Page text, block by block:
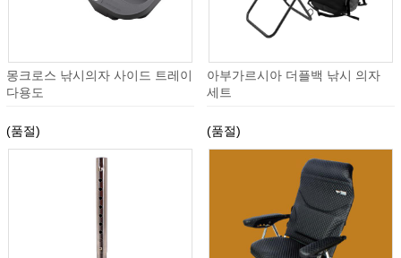
몽크로스 낚시의자 사이드 트레이
다용도
(품절)
아부가르시아 더플백 낚시 의자
세트
(품절)